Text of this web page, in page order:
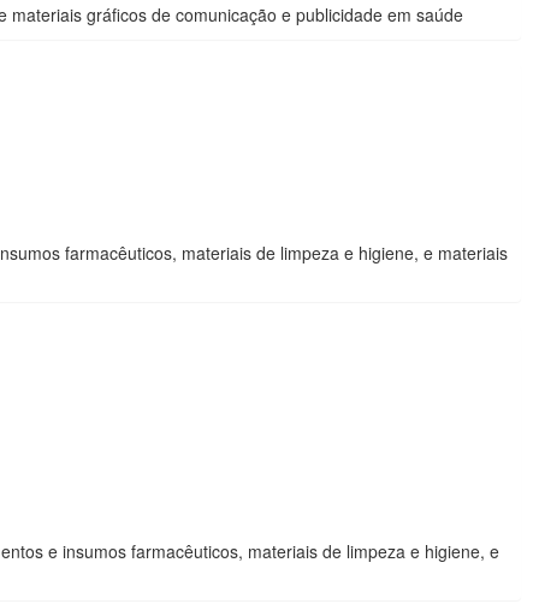
gráficos de comunicação e publicidade em saúde
farmacêuticos, materiais de limpeza e higiene, e materiais
e insumos farmacêuticos, materiais de limpeza e higiene, e